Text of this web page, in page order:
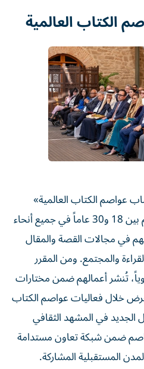
العالمية
عواصم الكتاب العالمية»
الشباب الذين تتراوح أعمارهم بين 18 و30 عاماً في جميع أنحاء
في مجالات القصة والمقال
والمجتمع. ومن المقرر
تُنشر أعمالهم ضمن مختارات
خلال فعاليات عواصم الكتاب
الجديد في المشهد الثقافي
ضمن شبكة تعاون مستدامة
المستقبلية المشاركة.